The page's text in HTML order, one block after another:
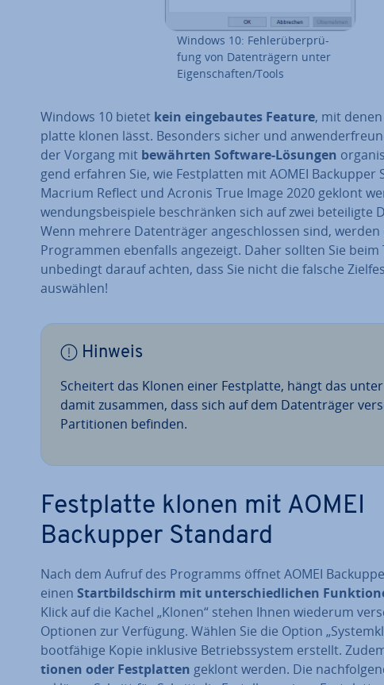
Windows 10: Feh­ler­über­prü­
fung von Da­ten­trä­gern unter
Ei­gen­schaf­ten/Tools
Windows 10 bietet kein ein­ge­bau­tes Feature, mit
plat­te klonen lässt. Besonders sicher und
der Vorgang mit bewährten Software-Lösungen
gend erfahren Sie, wie Fest­plat­ten mit AOMEI Backupper
Macrium Reflect und Acronis True Image 2020 geklont
wen­dungs­bei­spie­le be­schrän­ken sich auf zwei be­tei­lig­te
Wenn mehrere Da­ten­trä­ger an­ge­schlos­sen sind, werden
Pro­gram­men ebenfalls angezeigt. Daher sollten Sie beim
unbedingt darauf achten, dass Sie nicht die falsche
auswählen!
Hinweis
Scheitert das Klonen einer Fest­plat­te, hängt das
damit zusammen, dass sich auf dem Da­ten­trä­ger
Par­ti­tio­nen befinden.
Fest­plat­te klonen mit AOMEI
Backupper Standard
Nach dem Aufruf des Programms öffnet AOMEI
einen Start­bild­schirm mit un­ter­schied­li­chen
Klick auf die Kachel „Klonen“ stehen Ihnen wiederum
Optionen zur Verfügung. Wählen Sie die Option
boot­fä­hi­ge Kopie inklusive Be­triebs­sys­tem erstellt.
tio­nen oder Fest­plat­ten geklont werden. Die